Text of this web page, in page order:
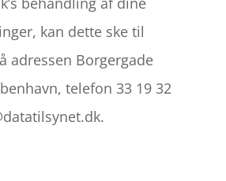
kan dette ske til
adressen Borgergade
telefon 33 19 32